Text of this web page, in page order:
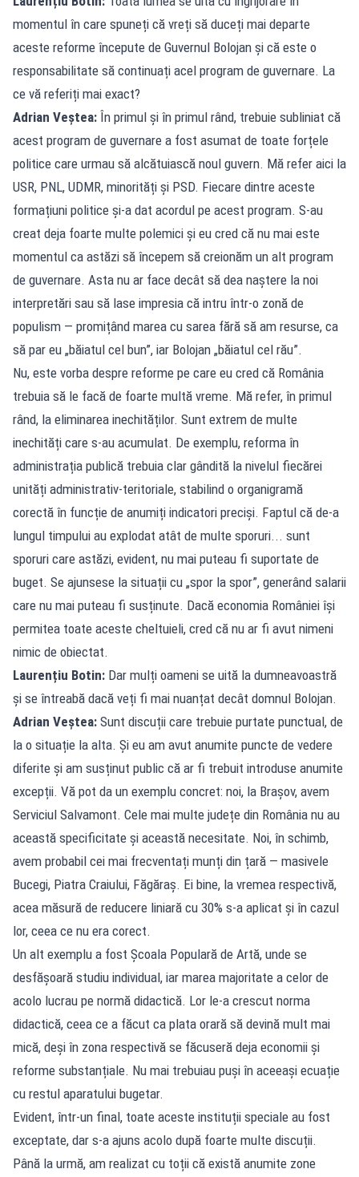
momentul în care spuneți că vreți să duceți mai departe
aceste reforme începute de Guvernul Bolojan și că este o
responsabilitate să continuați acel program de guvernare. La
ce vă referiți mai exact?
Adrian Veștea: În primul și în primul rând, trebuie subliniat că
acest program de guvernare a fost asumat de toate forțele
politice care urmau să alcătuiască noul guvern. Mă refer aici la
USR, PNL, UDMR, minorități și PSD. Fiecare dintre aceste
formațiuni politice și-a dat acordul pe acest program. S-au
creat deja foarte multe polemici și eu cred că nu mai este
momentul ca astăzi să începem să creionăm un alt program
de guvernare. Asta nu ar face decât să dea naștere la noi
interpretări sau să lase impresia că intru într-o zonă de
populism — promițând marea cu sarea fără să am resurse, ca
să par eu „băiatul cel bun”, iar Bolojan „băiatul cel rău”.
Nu, este vorba despre reforme pe care eu cred că România
trebuia să le facă de foarte multă vreme. Mă refer, în primul
rând, la eliminarea inechităților. Sunt extrem de multe
inechități care s-au acumulat. De exemplu, reforma în
administrația publică trebuia clar gândită la nivelul fiecărei
unități administrativ-teritoriale, stabilind o organigramă
corectă în funcție de anumiți indicatori preciși. Faptul că de-a
lungul timpului au explodat atât de multe sporuri... sunt
sporuri care astăzi, evident, nu mai puteau fi suportate de
buget. Se ajunsese la situații cu „spor la spor”, generând salarii
care nu mai puteau fi susținute. Dacă economia României își
permitea toate aceste cheltuieli, cred că nu ar fi avut nimeni
nimic de obiectat.
Laurențiu Botin: Dar mulți oameni se uită la dumneavoastră
și se întreabă dacă veți fi mai nuanțat decât domnul Bolojan.
Adrian Veștea: Sunt discuții care trebuie purtate punctual, de
la o situație la alta. Și eu am avut anumite puncte de vedere
diferite și am susținut public că ar fi trebuit introduse anumite
excepții. Vă pot da un exemplu concret: noi, la Brașov, avem
Serviciul Salvamont. Cele mai multe județe din România nu au
această specificitate și această necesitate. Noi, în schimb,
avem probabil cei mai frecventați munți din țară — masivele
Bucegi, Piatra Craiului, Făgăraș. Ei bine, la vremea respectivă,
acea măsură de reducere liniară cu 30% s-a aplicat și în cazul
lor, ceea ce nu era corect.
Un alt exemplu a fost Școala Populară de Artă, unde se
desfășoară studiu individual, iar marea majoritate a celor de
acolo lucrau pe normă didactică. Lor le-a crescut norma
didactică, ceea ce a făcut ca plata orară să devină mult mai
mică, deși în zona respectivă se făcuseră deja economii și
reforme substanțiale. Nu mai trebuiau puși în aceeași ecuație
cu restul aparatului bugetar.
Evident, într-un final, toate aceste instituții speciale au fost
exceptate, dar s-a ajuns acolo după foarte multe discuții.
Până la urmă, am realizat cu toții că există anumite zone